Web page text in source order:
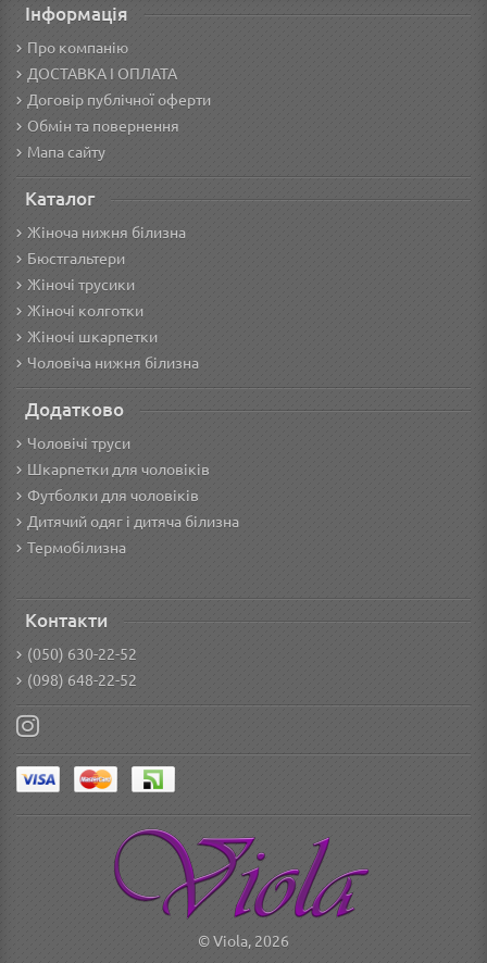
Інформація
Про компанію
ДОСТАВКА І ОПЛАТА
Договір публічної оферти
Обмін та повернення
Мапа сайту
Каталог
Жіноча нижня білизна
Бюстгальтери
Жіночі трусики
Жіночі колготки
Жіночі шкарпетки
Чоловіча нижня білизна
Додатково
Чоловічі труси
Шкарпетки для чоловіків
Футболки для чоловіків
Дитячий одяг і дитяча білизна
Термобілизна
Контакти
(050) 630-22-52
(098) 648-22-52
© Viola, 2026